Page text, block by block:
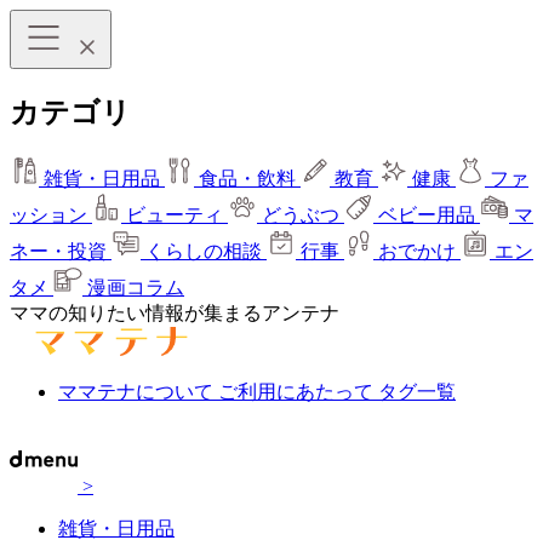
カテゴリ
雑貨・日用品 食品・飲料 教育 健康
ファ
ッション
ビューティ どうぶつ ベビー用品
マ
ネー・投資
くらしの相談 行事 おでかけ
エン
タメ
漫画コラム
ママの知りたい情報が集まるアンテナ
ママテナについて ご利用にあたって タグ一覧
>
雑貨・日用品